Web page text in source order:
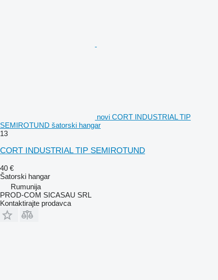
novi CORT INDUSTRIAL TIP
SEMIROTUND šatorski hangar
13
CORT INDUSTRIAL TIP SEMIROTUND
40 €
Šatorski hangar
Rumunija
PROD-COM SICASAU SRL
Kontaktirajte prodavca